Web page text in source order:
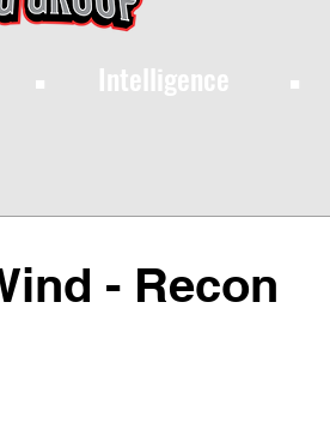
Intelligence ·
·
- Recon